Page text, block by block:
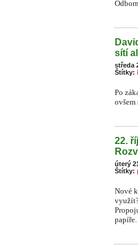
sítí
středa
Štítky:
Po
ovšem
22.
úterý
Štítky:
Nové